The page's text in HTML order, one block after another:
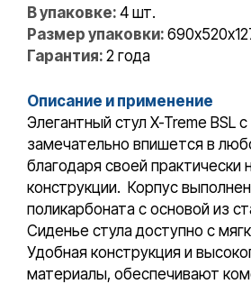
В упаковке: 4 шт.
Размер упаковки:
Гарантия: 2 года
Описание и применение
Элегантный стул X-Treme BSL
замечательно впишется в
благодаря своей практически
конструкции. Корпус
поликарбоната с основой из
Сиденье стула доступно с
Удобная конструкция и
материалы, обеспечивают